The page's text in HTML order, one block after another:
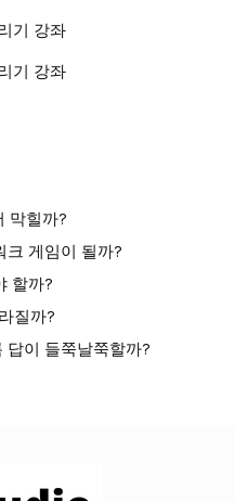
기 강좌
기 강좌
막힐까?
크 게임이 될까?
할까?
질까?
답이 들쭉날쭉할까?